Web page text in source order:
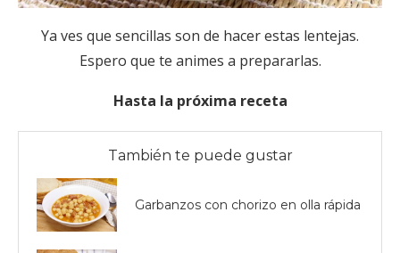
Ya ves que sencillas son de hacer estas lentejas.
Espero que te animes a prepararlas.
Hasta la próxima receta
También te puede gustar
Garbanzos con chorizo en olla rápida